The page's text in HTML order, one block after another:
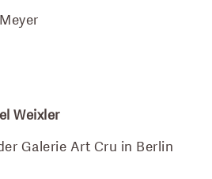
Weixler
Galerie Art Cru in Berlin